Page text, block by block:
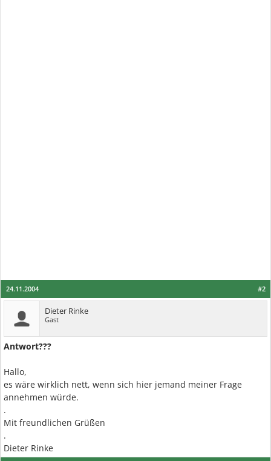
#2
24.11.2004
Dieter Rinke
Gast
Antwort???
Hallo,
es wäre wirklich nett, wenn sich hier jemand meiner Frage
annehmen würde.
.
Mit freundlichen Grüßen
.
Dieter Rinke